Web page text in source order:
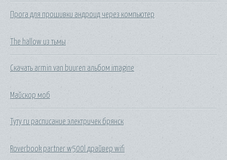
Прога для прошивки андроид через компьютер
The hallow из тьмы
Скачать armin van buuren альбом imagine
Майскор моб
Туту ru расписание электричек брянск
Roverbook partner w500l драйвер wifi